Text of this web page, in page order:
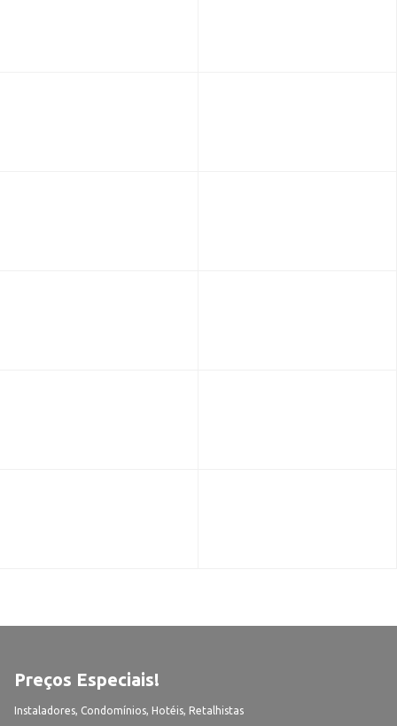
Preços Especiais!
Instaladores, Condomínios, Hotéis, Retalhistas